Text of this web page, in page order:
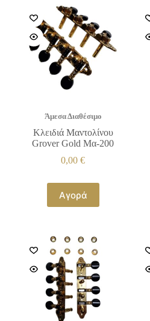
Άμεσα Διαθέσιμο
Κλειδιά Μαντολίνου
Grover Gold Μα-200
0,00€
Αγορά